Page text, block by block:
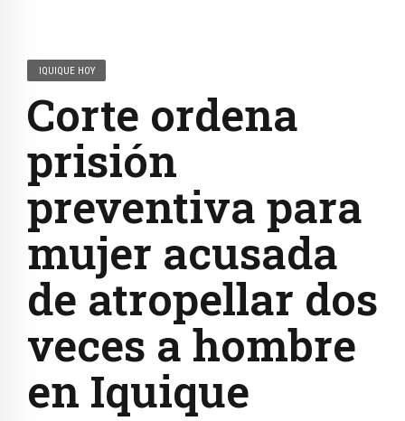
IQUIQUE HOY
Corte ordena
prisión
preventiva para
mujer acusada
de atropellar dos
veces a hombre
en Iquique